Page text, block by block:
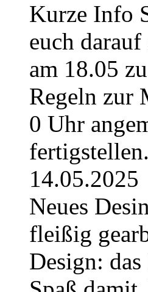
Kurze Info
euch darauf
am 18.05
Regeln zur
0 Uhr
14.05.2025
Neues
fleißig
Design: